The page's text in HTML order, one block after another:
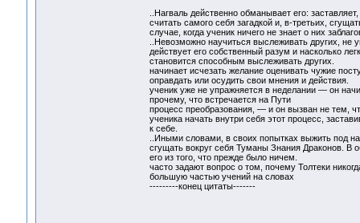
..Нагваль действенно обманывает его:
считать самого себя загадкой и, в-третьих,
случае, когда ученик ничего не знает о них
..Невозможно научиться выслеживать других, не
действует его собственный разум и насколько
становится способным выслеживать других.
начинает исчезать желание оценивать чужие
оправдать или осудить свои мнения и действия.
ученик уже не упражняется в неделании — он
прочему, что встречается на Пути
процесс преобразования, — и он вызван не тем,
ученика начать внутри себя этот процесс,
к себе.
..Иными словами, в своих попытках выжить под
сгущать вокруг себя Туманы Знания Драконов. В
его из того, что прежде было ничем.
часто задают вопрос о том, почему Толтеки
большую частью учений на словах
---------конец цитаты-------